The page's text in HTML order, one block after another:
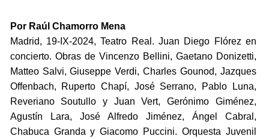
Por Raúl Chamorro Mena
Madrid, 19-IX-2024, Teatro Real. Juan Diego Flórez en
concierto. Obras de Vincenzo Bellini, Gaetano Donizetti,
Matteo Salvi, Giuseppe Verdi, Charles Gounod, Jazques
Offenbach, Ruperto Chapí, José Serrano, Pablo Luna,
Reveriano Soutullo y Juan Vert, Gerónimo Giménez,
Agustín Lara, José Alfredo Jiménez, Ángel Cabral,
Chabuca Granda y Giacomo Puccini. Orquesta Juvenil